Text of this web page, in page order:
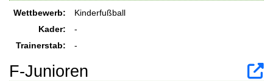
Wettbewerb:
Kinderfußball
Kader:
-
Trainerstab:
-
F-Junioren